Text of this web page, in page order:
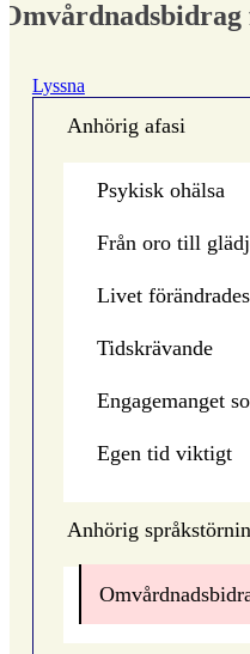
Lyssna
Anhörig afasi
Psykisk ohälsa
Från oro till
Livet förändrades
Tidskrävande
Engagemanget
Egen tid viktigt
Anhörig